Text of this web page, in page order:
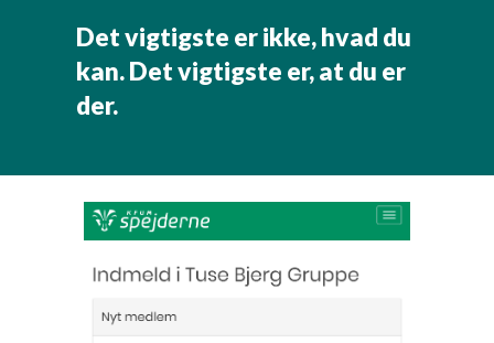
Det vigtigste er ikke, hvad du
kan. Det vigtigste er, at du er
der.